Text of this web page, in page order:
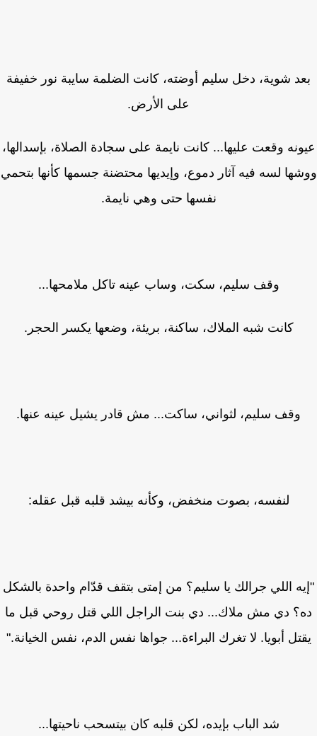
شوية، دخل سليم أوضته، كانت الضلمة سايبة نور خفيفة
على الأرض.
وقعت عليها... كانت نايمة على سجادة الصلاة، بإسدالها،
لسه فيه آثار دموع، وإيديها محتضنة جسمها كأنها بتحمي
نفسها حتى وهي نايمة.
وقف سليم، سكت، وساب عينه تاكل ملامحها...
كانت شبه الملاك، ساكنة، بريئة، وضعها يكسر الحجر.
وقف سليم، لثواني، ساكت... مش قادر يشيل عينه عنها.
لنفسه، بصوت منخفض، وكأنه بيشد قلبه قبل عقله:
اللي جرالك يا سليم؟ من إمتى بتقف قدّام واحدة بالشكل
دي مش ملاك... دي بنت الراجل اللي قتل روحي قبل ما
أبويا. لا تغرك البراءة... جواها نفس الدم، نفس الخيانة."
شد الباب بإيده، لكن قلبه كان بيتسحب ناحيتها...